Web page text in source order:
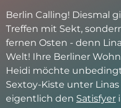
Berlin Calling! Diesmal
Treffen mit Sekt,
fernen Osten - denn
Welt! Ihre Berliner
Heidi möchte
Sextoy-Kiste unter
eigentlich den Satisfyer